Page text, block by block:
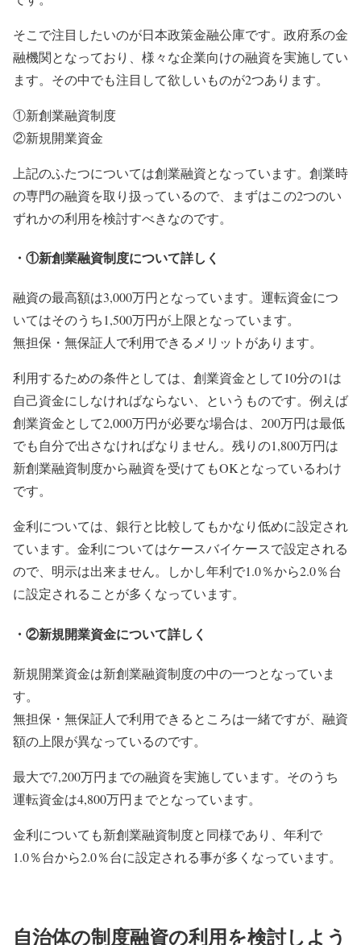
そこで注目したいのが日本政策金融公庫です。政府系の金
融機関となっており、様々な企業向けの融資を実施してい
ます。その中でも注目して欲しいものが2つあります。
①新創業融資制度
②新規開業資金
上記のふたつについては創業融資となっています。創業時
の専門の融資を取り扱っているので、まずはこの2つのい
ずれかの利用を検討すべきなのです。
・①新創業融資制度について詳しく
融資の最高額は3,000万円となっています。運転資金につ
いてはそのうち1,500万円が上限となっています。
無担保・無保証人で利用できるメリットがあります。
利用するための条件としては、創業資金として10分の1は
自己資金にしなければならない、というものです。例えば
創業資金として2,000万円が必要な場合は、200万円は最低
でも自分で出さなければなりません。残りの1,800万円は
新創業融資制度から融資を受けてもOKとなっているわけ
です。
金利については、銀行と比較してもかなり低めに設定され
ています。金利についてはケースバイケースで設定される
ので、明示は出来ません。しかし年利で1.0％から2.0％台
に設定されることが多くなっています。
・②新規開業資金について詳しく
新規開業資金は新創業融資制度の中の一つとなっていま
す。
無担保・無保証人で利用できるところは一緒ですが、融資
額の上限が異なっているのです。
最大で7,200万円までの融資を実施しています。そのうち
運転資金は4,800万円までとなっています。
金利についても新創業融資制度と同様であり、年利で
1.0％台から2.0％台に設定される事が多くなっています。
自治体の制度融資の利用を検討しよう